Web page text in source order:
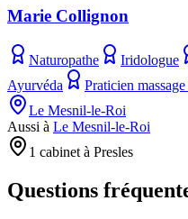
Marie Collignon
Naturopathe Iridologue
Ayurvéda
Praticien
Le Mesnil-le-Roi
Aussi à Le Mesnil-le-Roi
1 cabinet à Presles
Questions